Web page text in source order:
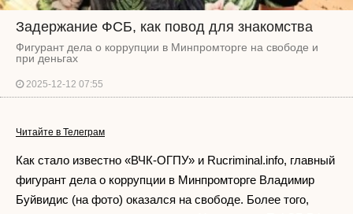
Задержание ФСБ, как повод для знакомства
Фигурант дела о коррупции в Минпромторге на свободе и
при деньгах
2025-12-12 07:55
Читайте в Телеграм
Как стало известно «ВЧК-ОГПУ» и Rucriminal.info, главный
фигурант дела о коррупции в Минпромторге Владимир
Буйвидис (на фото) оказался на свободе. Более того,